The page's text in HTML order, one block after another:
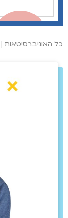
כל האוניברסיטאות |